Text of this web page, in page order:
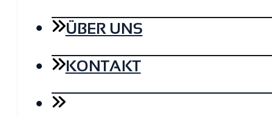
ÜBER UNS
KONTAKT